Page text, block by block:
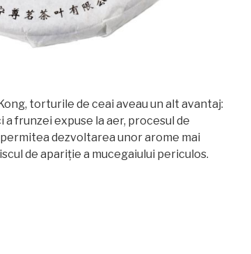
torturile de ceai aveau un alt avantaj:
frunzei expuse la aer, procesul de
dezvoltarea unor arome mai
de apariție a mucegaiului periculos.